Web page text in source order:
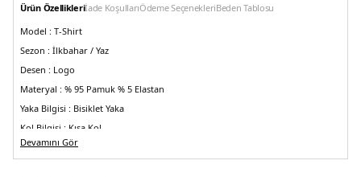
Ürün Özellikleriİade KoşullarıÖdeme SeçenekleriBeden Tablosu
Model : T-Shirt
Sezon : İlkbahar / Yaz
Desen : Logo
Materyal : % 95 Pamuk % 5 Elastan
Yaka Bilgisi : Bisiklet Yaka
Kol Bilgisi : Kısa Kol
Kalıp Bilgisi :Regular Fit
Devamını Gör